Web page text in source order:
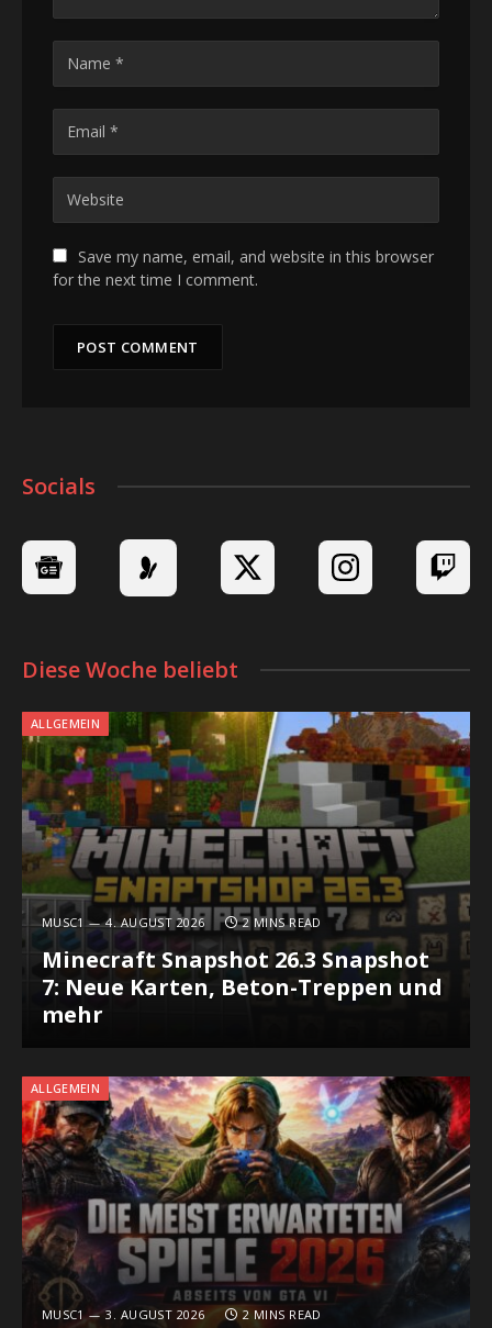
Save my name, email, and website in this browser
for the next time I comment.
Socials
Diese Woche beliebt
ALLGEMEIN
MUSC1 4. AUGUST 2026 2 MINS READ
Minecraft Snapshot 26.3 Snapshot
7: Neue Karten, Beton-Treppen und
mehr
ALLGEMEIN
MUSC1 3. AUGUST 2026 2 MINS READ